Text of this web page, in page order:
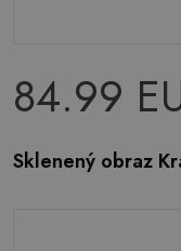
84.99
Sklenený obraz